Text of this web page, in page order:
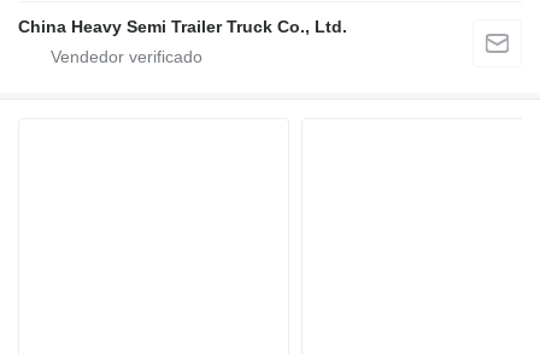
China Heavy Semi Trailer Truck Co., Ltd.